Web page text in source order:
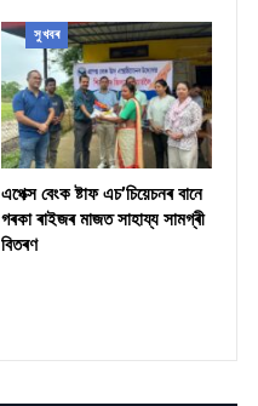
সুখবৰ
​এপেক্স বেংক ষ্টাফ এচ’চিয়েচনৰ বানে
গৰকা ৰাইজৰ মাজত সাহায্য সামগ্ৰী
বিতৰণ ​